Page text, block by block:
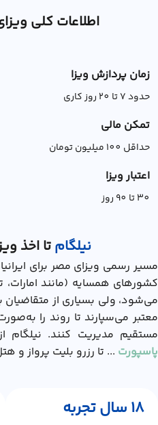
اطلاعات کلی
زمان پردازش ویزا
حدود 7 تا 20 روز کاری
تمکن مالی
حداقل 100 میلیون تومان
اعتبار ویزا
30 تا 90 روز
نیلگامتا اخذ
مسیر رسمی ویزای مصر برای
کشورهای همسایه (مانند امارات،
می‌شود، ولی بسیاری از
معتبر می‌سپارند تا روند را
مستقیم مدیریت کنند. نیلگام
پاسپورت ... تا رزرو بلیت پرواز
18 سال تجربه